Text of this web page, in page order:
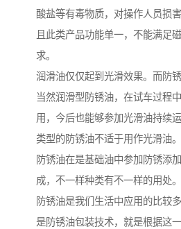
酸盐等有毒物质，对操作人员损
且此类产品功能单一，不能满足
求。
润滑油仅仅起到光滑效果。而防
当然润滑型防锈油，在试车过程
用，今后也能够参加光滑油持续
类型的防锈油不适于用作光滑油。
防锈油在是基础油中参加防锈添
成，不一样种类有不一样的用处。
防锈油是我们生活中应用的比较
是防锈油包装技术，就是根据这